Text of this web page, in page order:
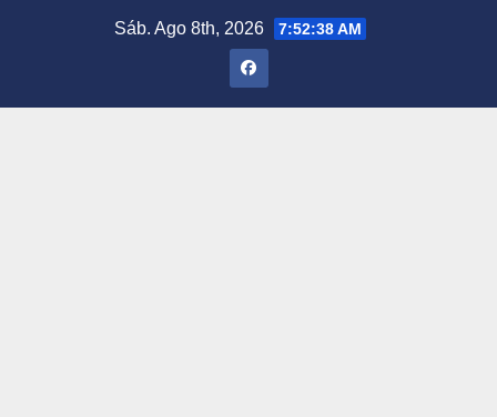
Sáb. Ago 8th, 2026 7:52:40 AM